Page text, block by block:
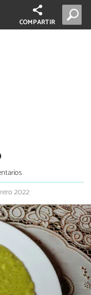
COMPARTIR
2022